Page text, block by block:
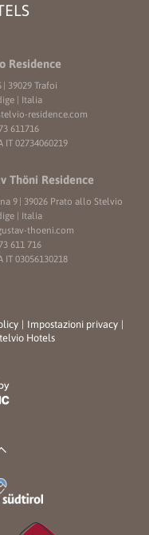
Residence
39029 Trafoi
| Italia
residence.com
611716
IT 02734060219
Thöni Residence
9
39026 Prato allo Stelvio
| Italia
thoeni.com
611 716
IT 03056130218
| Impostazioni privacy |
Hotels